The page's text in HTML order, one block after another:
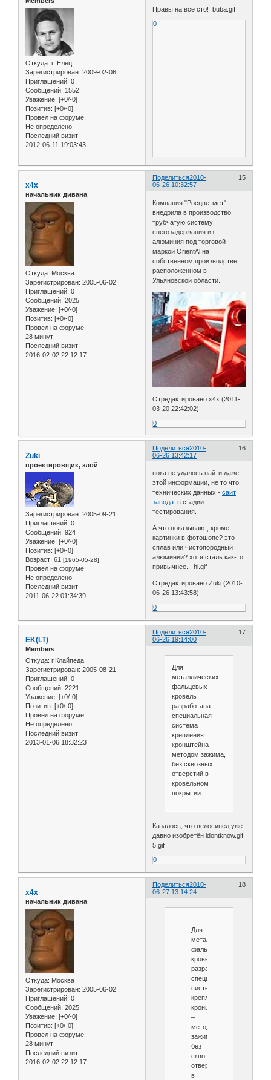
Откуда: г. Елец
Зарегистрирован: 2009-02-06
Приглашений: 0
Сообщений: 1552
Уважение: [+0/-0]
Позитив: [+0/-0]
Провел на форуме:
Не определено
Последний визит:
2012-06-11 19:03:43
Правы на все сто! buba.gif
0
Поделиться 15
2010-
06-26 10:32:57
x4x
начальник дивана
Откуда: Москва
Зарегистрирован: 2005-06-02
Приглашений: 0
Сообщений: 2025
Уважение: [+0/-0]
Позитив: [+0/-0]
Провел на форуме:
28 минут
Последний визит:
2016-02-02 22:12:17
Компания "Росцветмет"
внедрила в производство
трубчатую систему
снегозадержания из
алюминия под торговой
маркой OrientAl на
собственном производстве,
расположенном в
Ульяновской области.
Отредактировано x4x (2011-
03-20 22:42:02)
0
Поделиться 16
2010-
06-26 13:42:17
Zuki
проектировщик, злой
Зарегистрирован: 2005-09-21
Приглашений: 0
Сообщений: 924
Уважение: [+0/-0]
Позитив: [+0/-0]
Возраст: 61 [1965-05-28]
Провел на форуме:
Не определено
Последний визит:
2011-06-22 01:34:39
пока не удалось найти даже
этой информации, не то что
технических данных -сайт
завода в стадии
тестирования.
А что показывают, кроме
картинки в фотошопе? это
сплав или чистопородный
алюминий? хотя сталь как-то
привычнее... hi.gif
Отредактировано Zuki (2010-
06-26 13:43:58)
0
Поделиться 17
2010-
06-26 19:14:00
EK(LT)
Members
Откуда: г.Клайпеда
Зарегистрирован: 2005-08-21
Приглашений: 0
Сообщений: 2221
Уважение: [+0/-0]
Позитив: [+0/-0]
Провел на форуме:
Не определено
Последний визит:
2013-01-06 18:32:23
Для
металлических
фальцевых
кровель
разработана
специальная
система
крепления
кронштейна –
методом зажима,
без сквозных
отверстий в
кровельном
покрытии.
Казалось, что велосипед уже
давно изобретён idontknow.gif
5.gif
0
Поделиться 18
2010-
06-27 13:14:24
x4x
начальник дивана
Откуда: Москва
Зарегистрирован: 2005-06-02
Приглашений: 0
Сообщений: 2025
Уважение: [+0/-0]
Позитив: [+0/-0]
Провел на форуме:
28 минут
Последний визит:
2016-02-02 22:12:17
Для
металлических
фальцевых
кровель
разработана
специальная
система
крепления
кронштейна
–
методом
зажима,
без
сквозных
отверстий
в